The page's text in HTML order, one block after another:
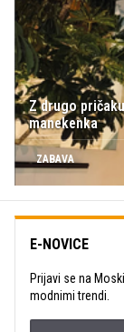
Z drugo
manekenka
ZABAVA
E-NOVICE
Prijavi se na
modnimi trendi.